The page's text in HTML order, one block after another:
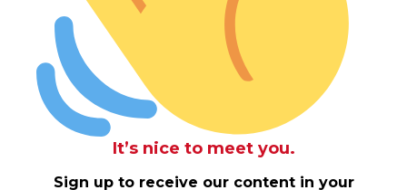
It’s nice to meet you.
Sign up to receive our content in your